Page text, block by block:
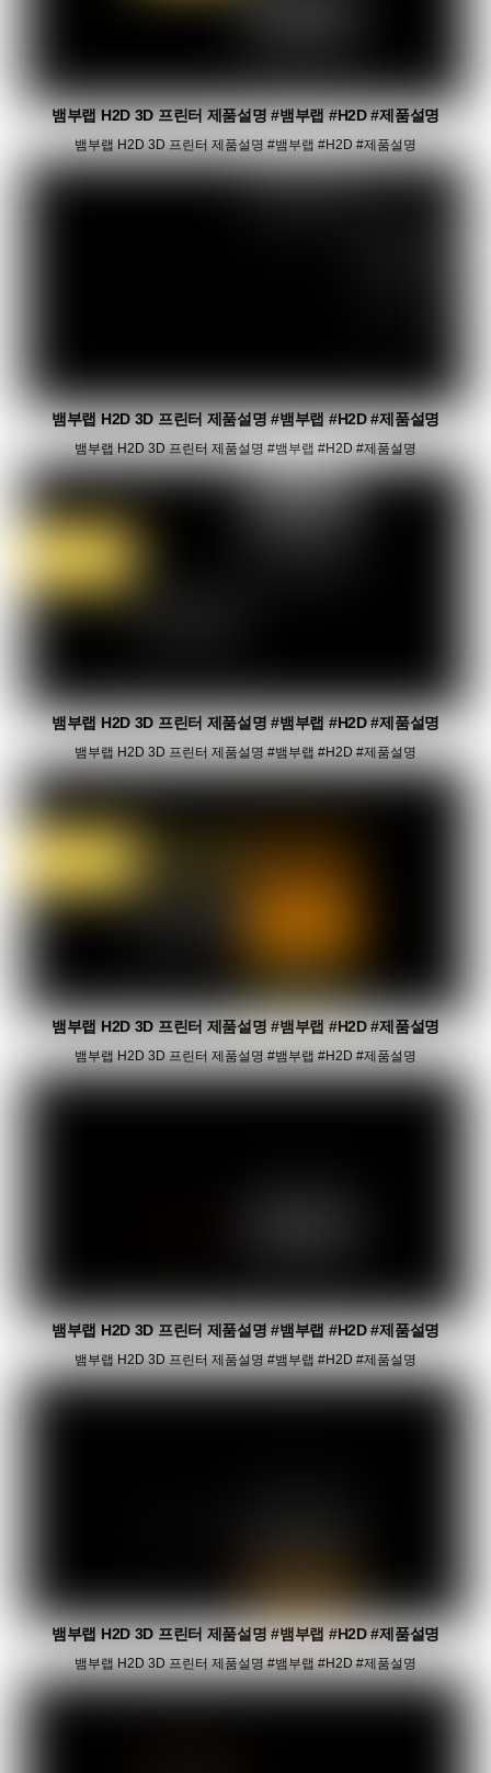
뱀부랩 H2D 3D 프린터 제품설명 #뱀부랩 #H2D #제품설명
뱀부랩 H2D 3D 프린터 제품설명 #뱀부랩 #H2D #제품설명
뱀부랩 H2D 3D 프린터 제품설명 #뱀부랩 #H2D #제품설명
뱀부랩 H2D 3D 프린터 제품설명 #뱀부랩 #H2D #제품설명
뱀부랩 H2D 3D 프린터 제품설명 #뱀부랩 #H2D #제품설명
뱀부랩 H2D 3D 프린터 제품설명 #뱀부랩 #H2D #제품설명
뱀부랩 H2D 3D 프린터 제품설명 #뱀부랩 #H2D #제품설명
뱀부랩 H2D 3D 프린터 제품설명 #뱀부랩 #H2D #제품설명
뱀부랩 H2D 3D 프린터 제품설명 #뱀부랩 #H2D #제품설명
뱀부랩 H2D 3D 프린터 제품설명 #뱀부랩 #H2D #제품설명
뱀부랩 H2D 3D 프린터 제품설명 #뱀부랩 #H2D #제품설명
뱀부랩 H2D 3D 프린터 제품설명 #뱀부랩 #H2D #제품설명